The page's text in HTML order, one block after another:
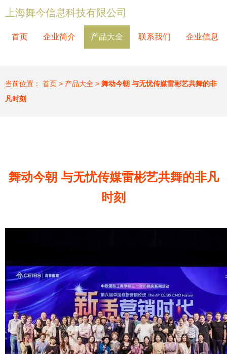
上海舞今信息科技有限公司
首页 企业简介 产品大全 联系我们 企业信息
当前位置： 首页 > 产品大全 > 舞动今朝 与无忧传媒雷彬艺共舞的非
凡时刻
舞动今朝 与无忧传媒雷彬艺共舞的非凡
时刻